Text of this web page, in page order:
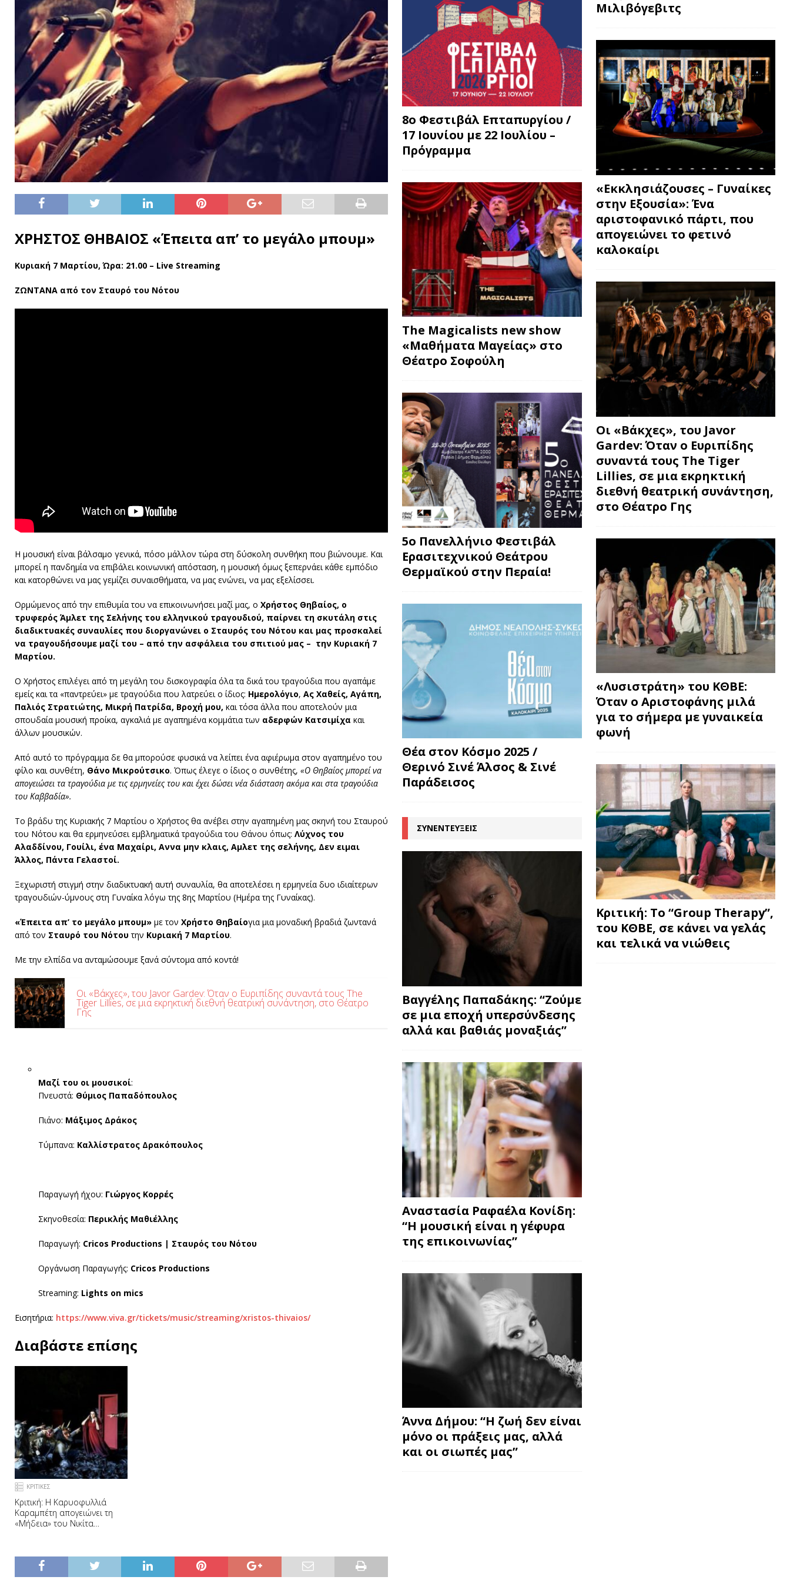
ΧΡΗΣΤΟΣ ΘΗΒΑΙΟΣ «Έπειτα απ’ το μεγάλο μπουμ»
Κυριακή 7 Μαρτίου, Ώρα: 21.00 – Live Streaming
ΖΩΝΤΑΝΑ από τον Σταυρό του Νότου
Η μουσική είναι βάλσαμο γενικά, πόσο μάλλον τώρα στη δύσκολη συνθήκη που βιώνουμε. Και
μπορεί η πανδημία να επιβάλει κοινωνική απόσταση, η μουσική όμως ξεπερνάει κάθε εμπόδιο
και κατορθώνει να μας γεμίζει συναισθήματα, να μας ενώνει, να μας εξελίσσει.
Ορμώμενος από την επιθυμία του να επικοινωνήσει μαζί μας, ο Χρήστος Θηβαίος, ο
τρυφερός Άμλετ της Σελήνης του ελληνικού τραγουδιού, παίρνει τη σκυτάλη στις
διαδικτυακές συναυλίες που διοργανώνει ο Σταυρός του Νότου και μας προσκαλεί
να τραγουδήσουμε μαζί του – από την ασφάλεια του σπιτιού μας – την Κυριακή 7
Μαρτίου.
Ο Χρήστος επιλέγει από τη μεγάλη του δισκογραφία όλα τα δικά του τραγούδια που αγαπάμε
εμείς και τα «παντρεύει» με τραγούδια που λατρεύει ο ίδιος: Ημερολόγιο, Ας Χαθείς, Αγάπη,
Παλιός Στρατιώτης, Μικρή Πατρίδα, Βροχή μου, και τόσα άλλα που αποτελούν μια
σπουδαία μουσική προίκα, αγκαλιά με αγαπημένα κομμάτια των αδερφών Κατσιμίχα και
άλλων μουσικών.
Από αυτό το πρόγραμμα δε θα μπορούσε φυσικά να λείπει ένα αφιέρωμα στον αγαπημένο του
φίλο και συνθέτη, Θάνο Μικρούτσικο. Όπως έλεγε ο ίδιος ο συνθέτης, «Ο Θηβαίος μπορεί να
απογειώσει τα τραγούδια με τις ερμηνείες του και έχει δώσει νέα διάσταση ακόμα και στα τραγούδια
του Καββαδία».
Το βράδυ της Κυριακής 7 Μαρτίου ο Χρήστος θα ανέβει στην αγαπημένη μας σκηνή του Σταυρού
του Νότου και θα ερμηνεύσει εμβληματικά τραγούδια του Θάνου όπως: Λύχνος του
Αλαδδίνου, Γουίλι, ένα Μαχαίρι, Αννα μην κλαις, Αμλετ της σελήνης, Δεν ειμαι
Άλλος, Πάντα Γελαστοί.
Ξεχωριστή στιγμή στην διαδικτυακή αυτή συναυλία, θα αποτελέσει η ερμηνεία δυο ιδιαίτερων
τραγουδιών-ύμνους στη Γυναίκα λόγω της 8ης Μαρτίου (Ημέρα της Γυναίκας).
«Έπειτα απ’ το μεγάλο μπουμ» με τον Χρήστο Θηβαίογια μια μοναδική βραδιά ζωντανά
από τον Σταυρό του Νότουτην Κυριακή 7 Μαρτίου.
Με την ελπίδα να ανταμώσουμε ξανά σύντομα από κοντά!
Οι «Βάκχες», του Javor Gardev: Όταν ο Ευριπίδης συναντά τους The
Tiger Lillies, σε μια εκρηκτική διεθνή θεατρική συνάντηση, στο Θέατρο
Γης
Μαζί του οι μουσικοί:
Πνευστά: Θύμιος Παπαδόπουλος
Πιάνο: Μάξιμος Δράκος
Τύμπανα: Καλλίστρατος Δρακόπουλος
Παραγωγή ήχου: Γιώργος Κορρές
Σκηνοθεσία: Περικλής Μαθιέλλης
Παραγωγή: Cricos Productions | Σταυρός του Νότου
Οργάνωση Παραγωγής: Cricos Productions
Streaming: Lights on mics
Εισητήρια: https://www.viva.gr/tickets/music/streaming/xristos-thivaios/
Διαβάστε επίσης
ΚΡΙΤΙΚΕΣ
Κριτική: Η Καρυοφυλλιά
Καραμπέτη απογειώνει τη
«Μήδεια» του Νικίτα
8o Φεστιβάλ Επταπυργίου /
17 Ιουνίου με 22 Ιουλίου –
Πρόγραμμα
The Magicalists new show
«Μαθήματα Μαγείας» στο
Θέατρο Σοφούλη
5ο Πανελλήνιο Φεστιβάλ
Ερασιτεχνικού Θεάτρου
Θερμαϊκού στην Περαία!
Θέα στον Κόσμο 2025 /
Θερινό Σινέ Άλσος & Σινέ
Παράδεισος
ΣΥΝΕΝΤΕΥΞΕΙΣ
Βαγγέλης Παπαδάκης: “Ζούμε
σε μια εποχή υπερσύνδεσης
αλλά και βαθιάς μοναξιάς”
Αναστασία Ραφαέλα Κονίδη:
“Η μουσική είναι η γέφυρα
της επικοινωνίας”
Άννα Δήμου: “Η ζωή δεν είναι
μόνο οι πράξεις μας, αλλά
και οι σιωπές μας”
Μιλιβόγεβιτς
«Εκκλησιάζουσες – Γυναίκες
στην Εξουσία»: Ένα
αριστοφανικό πάρτι, που
απογειώνει το φετινό
καλοκαίρι
Οι «Βάκχες», του Javor
Gardev: Όταν ο Ευριπίδης
συναντά τους The Tiger
Lillies, σε μια εκρηκτική
διεθνή θεατρική συνάντηση,
στο Θέατρο Γης
«Λυσιστράτη» του ΚΘΒΕ:
Όταν ο Αριστοφάνης μιλά
για το σήμερα με γυναικεία
φωνή
Κριτική: Το “Group Therapy”,
του ΚΘΒΕ, σε κάνει να γελάς
και τελικά να νιώθεις